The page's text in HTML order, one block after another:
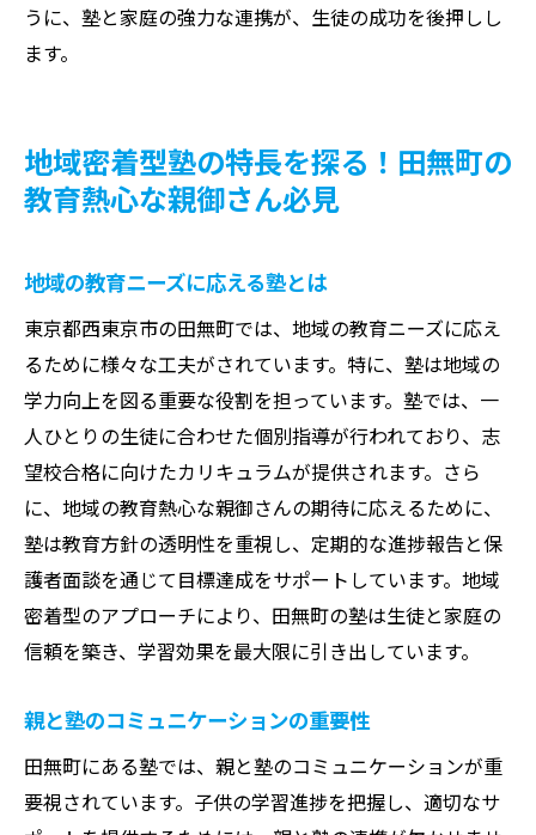
うに、塾と家庭の強力な連携が、生徒の成功を後押しし
ます。
地域密着型塾の特長を探る！田無町の
教育熱心な親御さん必見
地域の教育ニーズに応える塾とは
東京都西東京市の田無町では、地域の教育ニーズに応え
るために様々な工夫がされています。特に、塾は地域の
学力向上を図る重要な役割を担っています。塾では、一
人ひとりの生徒に合わせた個別指導が行われており、志
望校合格に向けたカリキュラムが提供されます。さら
に、地域の教育熱心な親御さんの期待に応えるために、
塾は教育方針の透明性を重視し、定期的な進捗報告と保
護者面談を通じて目標達成をサポートしています。地域
密着型のアプローチにより、田無町の塾は生徒と家庭の
信頼を築き、学習効果を最大限に引き出しています。
親と塾のコミュニケーションの重要性
田無町にある塾では、親と塾のコミュニケーションが重
要視されています。子供の学習進捗を把握し、適切なサ